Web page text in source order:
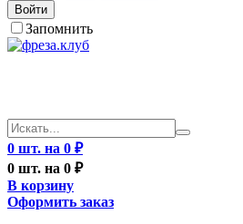
Войти
Запомнить
0 шт. на 0 ₽
0 шт. на 0 ₽
В корзину
Оформить заказ